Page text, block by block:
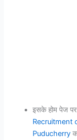
इसके होम पेज
Recruitment
Puducherry